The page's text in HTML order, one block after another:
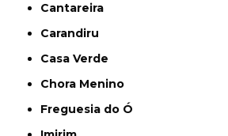
Cantareira
Carandiru
Casa Verde
Chora Menino
Freguesia do Ó